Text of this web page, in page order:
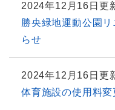
2024年12月16日更
勝央緑地運動公園
らせ
2024年12月16日更
体育施設の使用料変